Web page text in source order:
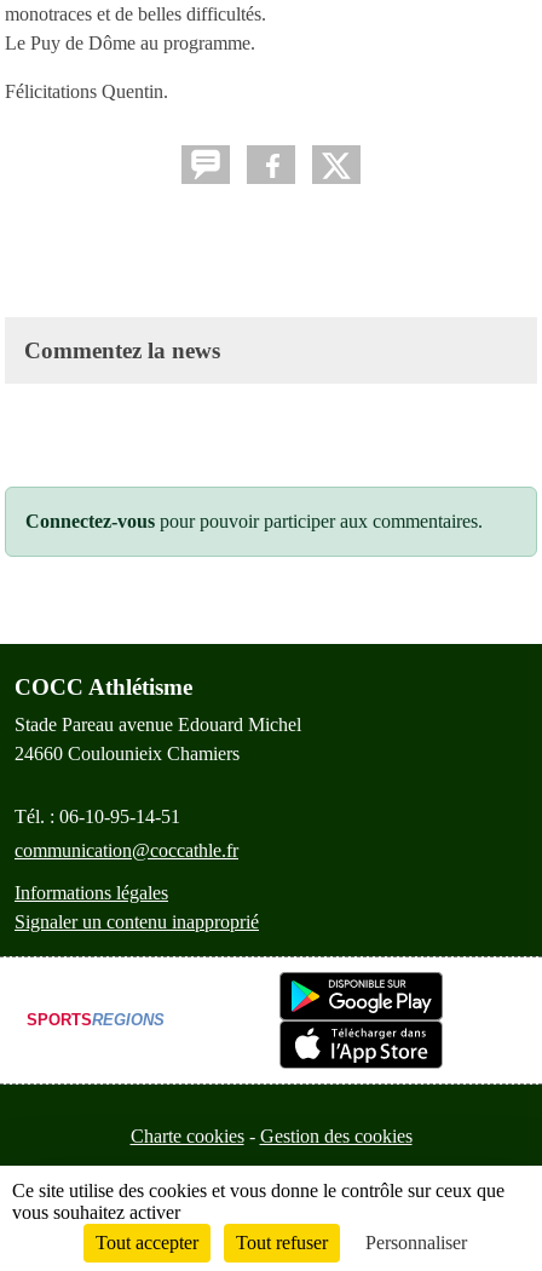
monotraces et de belles difficultés.
Le Puy de Dôme au programme.
Félicitations Quentin.
Commentez la news
Connectez-vous pour pouvoir participer aux commentaires.
COCC Athlétisme
Stade Pareau avenue Edouard Michel
24660 Coulounieix Chamiers
Tél. : 06-10-95-14-51
communication@coccathle.fr
Informations légales
Signaler un contenu inapproprié
SPORTSREGIONS
Charte cookies Gestion des cookies
Envie de participer ? Connexion
Ce site utilise des cookies et vous donne le contrôle sur ceux que
vous souhaitez activer
Tout accepter
Tout refuser Personnaliser